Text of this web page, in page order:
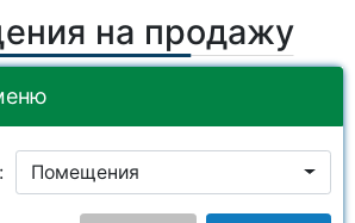
на продажу
Помещения